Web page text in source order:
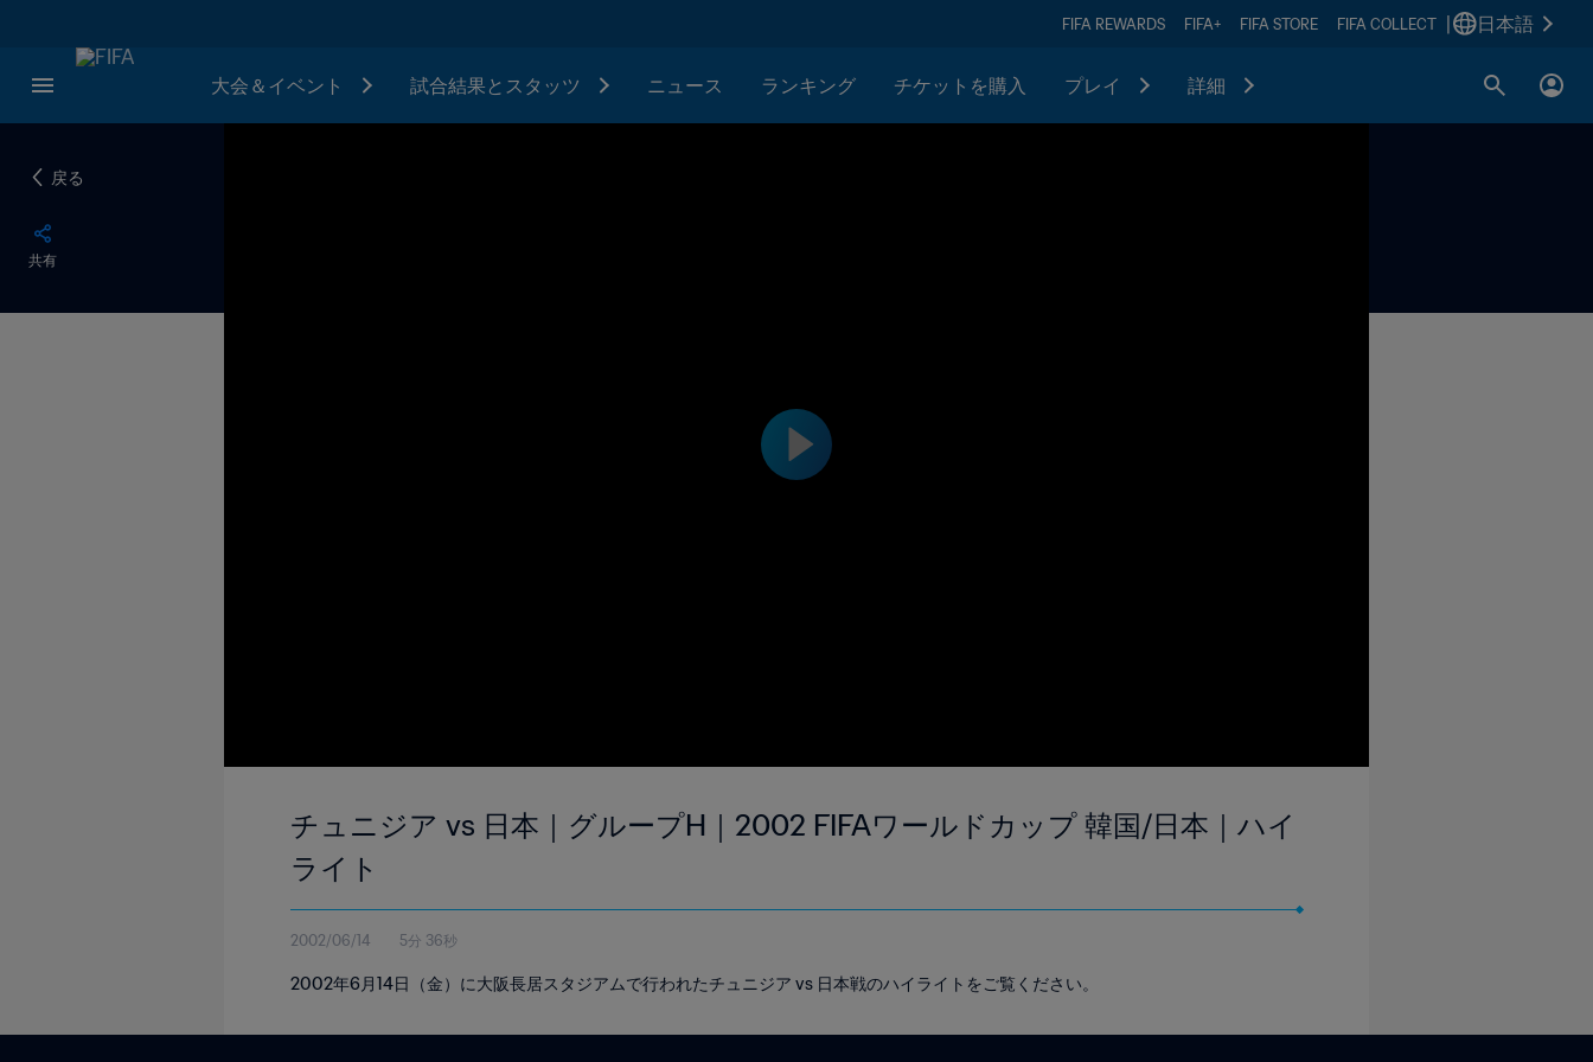
FIFA REWARDS FIFA+ FIFA STORE FIFA COLLECT 日本語
大会＆イベント 試合結果とスタッツ ニュース ランキング チケットを購入 プレイ 詳細
戻る
共有
チュニジア vs 日本｜グループH｜2002 FIFAワールドカップ 韓国/日本｜ハイ
ライト
2002/06/14 5分 36秒
2002年6月14日（金）に大阪長居スタジアムで行われたチュニジア vs 日本戦のハイライトをご覧ください。